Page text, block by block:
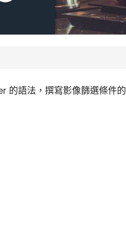
的語法，撰寫影像篩選條件